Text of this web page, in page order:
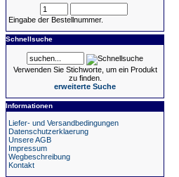
Eingabe der Bestellnummer.
Schnellsuche
Verwenden Sie Stichworte, um ein Produkt
zu finden.
erweiterte Suche
Informationen
Liefer- und Versandbedingungen
Datenschutzerklaerung
Unsere AGB
Impressum
Wegbeschreibung
Kontakt